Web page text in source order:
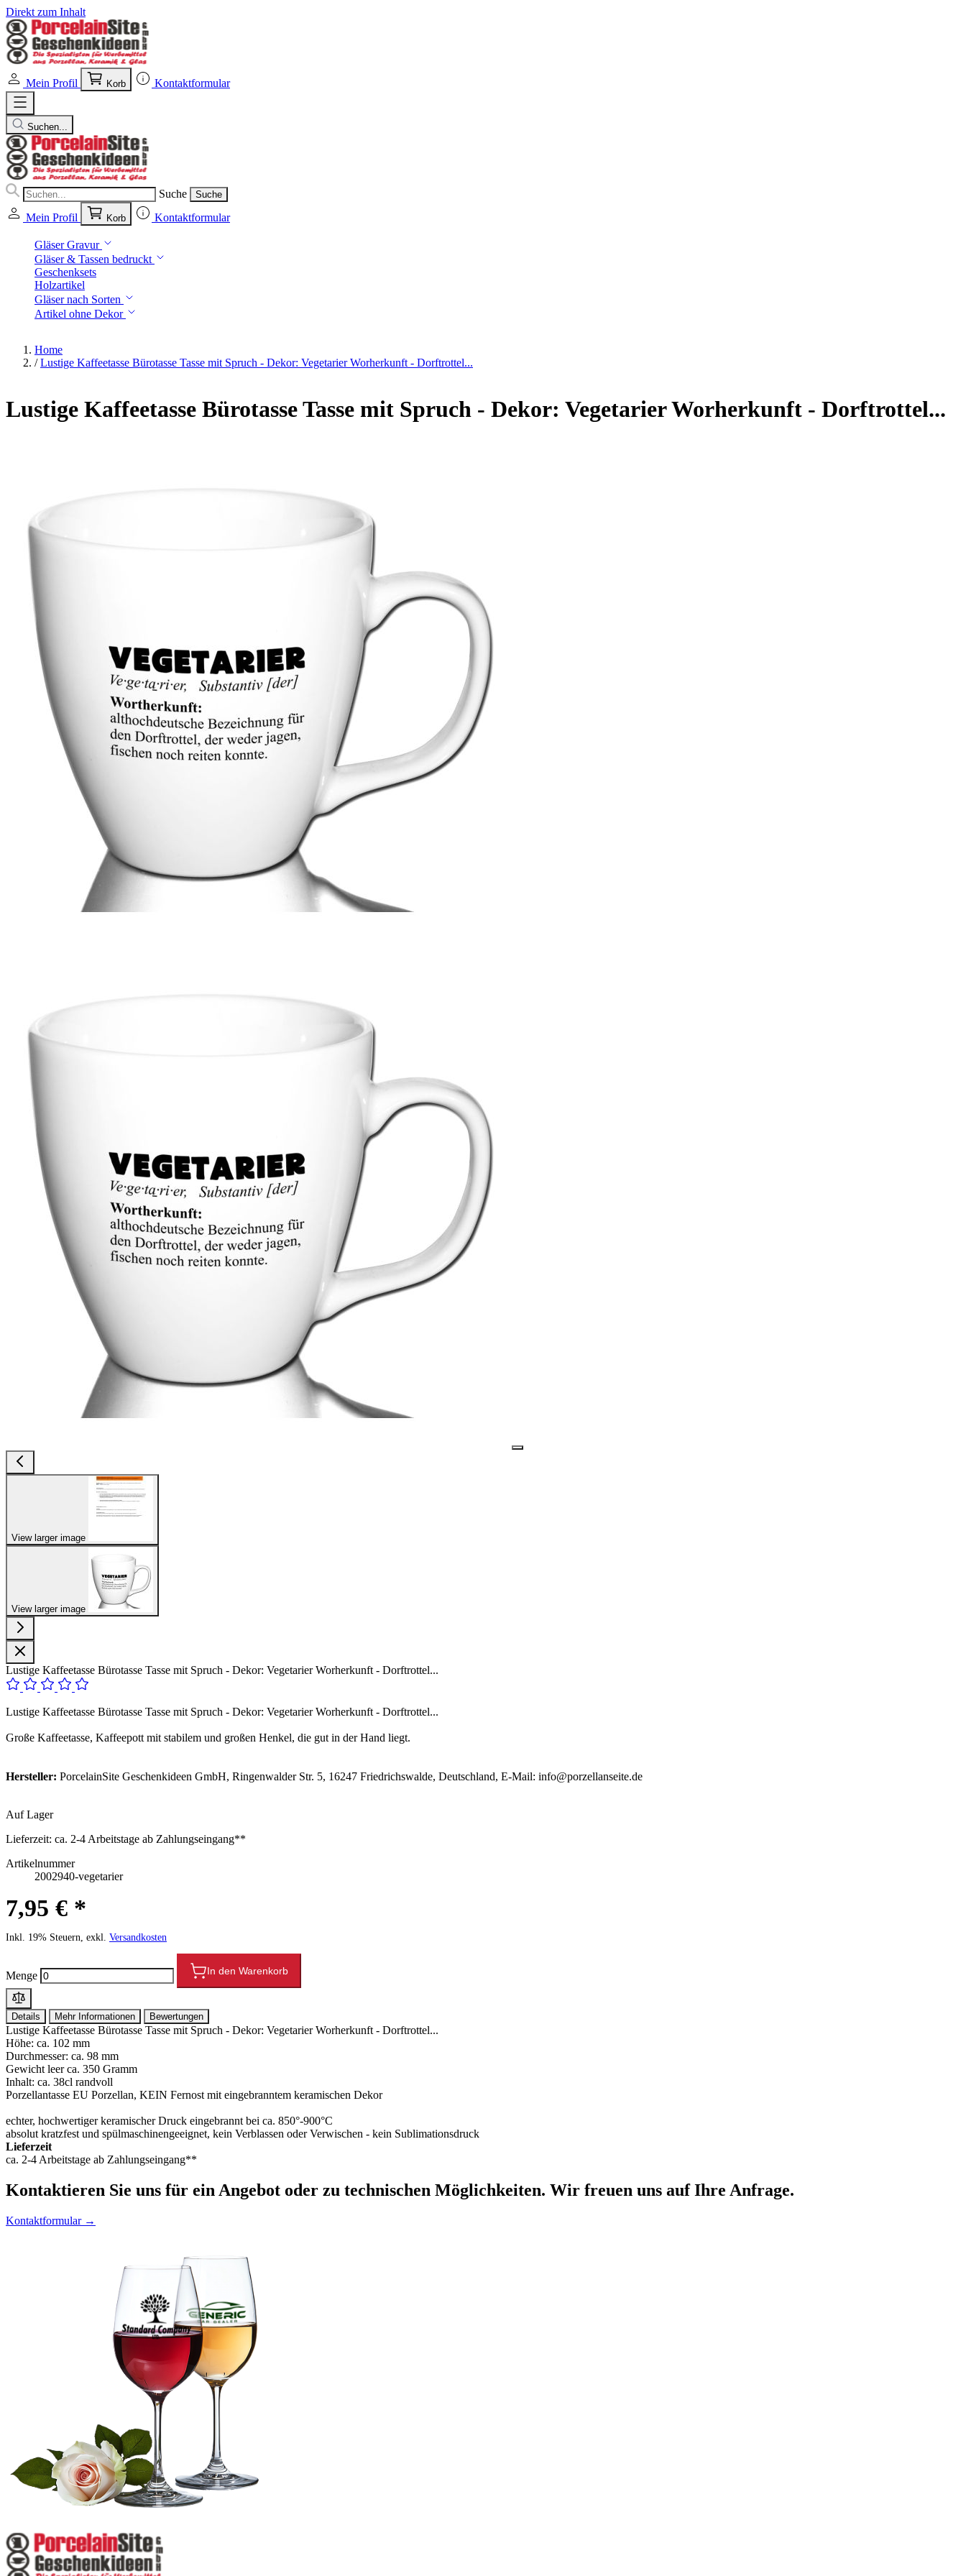
Direkt zum Inhalt
Mein Profil Korb Kontaktformular
Suchen...
Suche Suche
Mein Profil Korb Kontaktformular
Gläser Gravur
Gläser & Tassen bedruckt
Geschenksets
Holzartikel
Gläser nach Sorten
Artikel ohne Dekor
Home
/ Lustige Kaffeetasse Bürotasse Tasse mit Spruch - Dekor: Vegetarier Worherkunft - Dorftrottel...
Lustige Kaffeetasse Bürotasse Tasse mit Spruch - Dekor: Vegetarier Worherkunft - Dorftrottel...
View larger image
View larger image
Lustige Kaffeetasse Bürotasse Tasse mit Spruch - Dekor: Vegetarier Worherkunft - Dorftrottel...
Lustige Kaffeetasse Bürotasse Tasse mit Spruch - Dekor: Vegetarier Worherkunft - Dorftrottel...
Große Kaffeetasse, Kaffeepott mit stabilem und großen Henkel, die gut in der Hand liegt.
Hersteller: PorcelainSite Geschenkideen GmbH, Ringenwalder Str. 5, 16247 Friedrichswalde, Deutschland, E-Mail: info@porzellanseite.de
Auf Lager
Lieferzeit: ca. 2-4 Arbeitstage ab Zahlungseingang**
Artikelnummer
2002940-vegetarier
7,95 € *
Inkl. 19% Steuern, exkl. Versandkosten
Menge In den Warenkorb
Details Mehr Informationen Bewertungen
Lustige Kaffeetasse Bürotasse Tasse mit Spruch - Dekor: Vegetarier Worherkunft - Dorftrottel...
Höhe: ca. 102 mm
Durchmesser: ca. 98 mm
Gewicht leer ca. 350 Gramm
Inhalt: ca. 38cl randvoll
Porzellantasse EU Porzellan, KEIN Fernost mit eingebranntem keramischen Dekor
echter, hochwertiger keramischer Druck eingebrannt bei ca. 850°-900°C
absolut kratzfest und spülmaschinengeeignet, kein Verblassen oder Verwischen - kein Sublimationsdruck
Lieferzeit
ca. 2-4 Arbeitstage ab Zahlungseingang**
Kontaktieren Sie uns für ein Angebot oder zu technischen Möglichkeiten. Wir freuen uns auf Ihre Anfrage.
Kontaktformular →